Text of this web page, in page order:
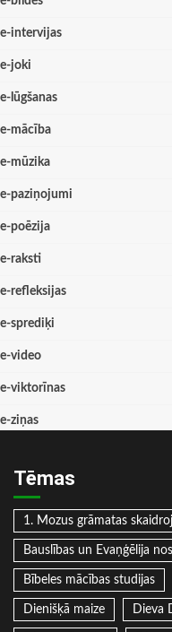
e-intervijas
e-joki
e-lūgšanas
e-mācība
e-mūzika
e-paziņojumi
e-poēzija
e-raksti
e-refleksijas
e-sprediķi
e-video
e-viktorīnas
e-ziņas
Tēmas
1. Mozus grāmatas
Bauslības un Evaņģēlija
Bībeles mācības studijas
Dienišķā maize Dieva